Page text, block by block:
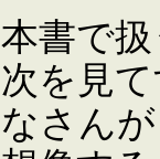
本書で
次を見
なさん